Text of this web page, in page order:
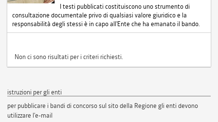
I testi pubblicati costituiscono uno strumento di
consultazione documentale privo di qualsiasi valore giuridico e la
responsabilità degli stessi è in capo all'Ente che ha emanato il bando.
Non ci sono risultati per i criteri richiesti.
istruzioni per gli enti
per pubblicare i bandi di concorso sul sito della Regione gli enti devono
utilizzare l'e-mail